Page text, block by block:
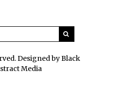
Designed by Black
Media